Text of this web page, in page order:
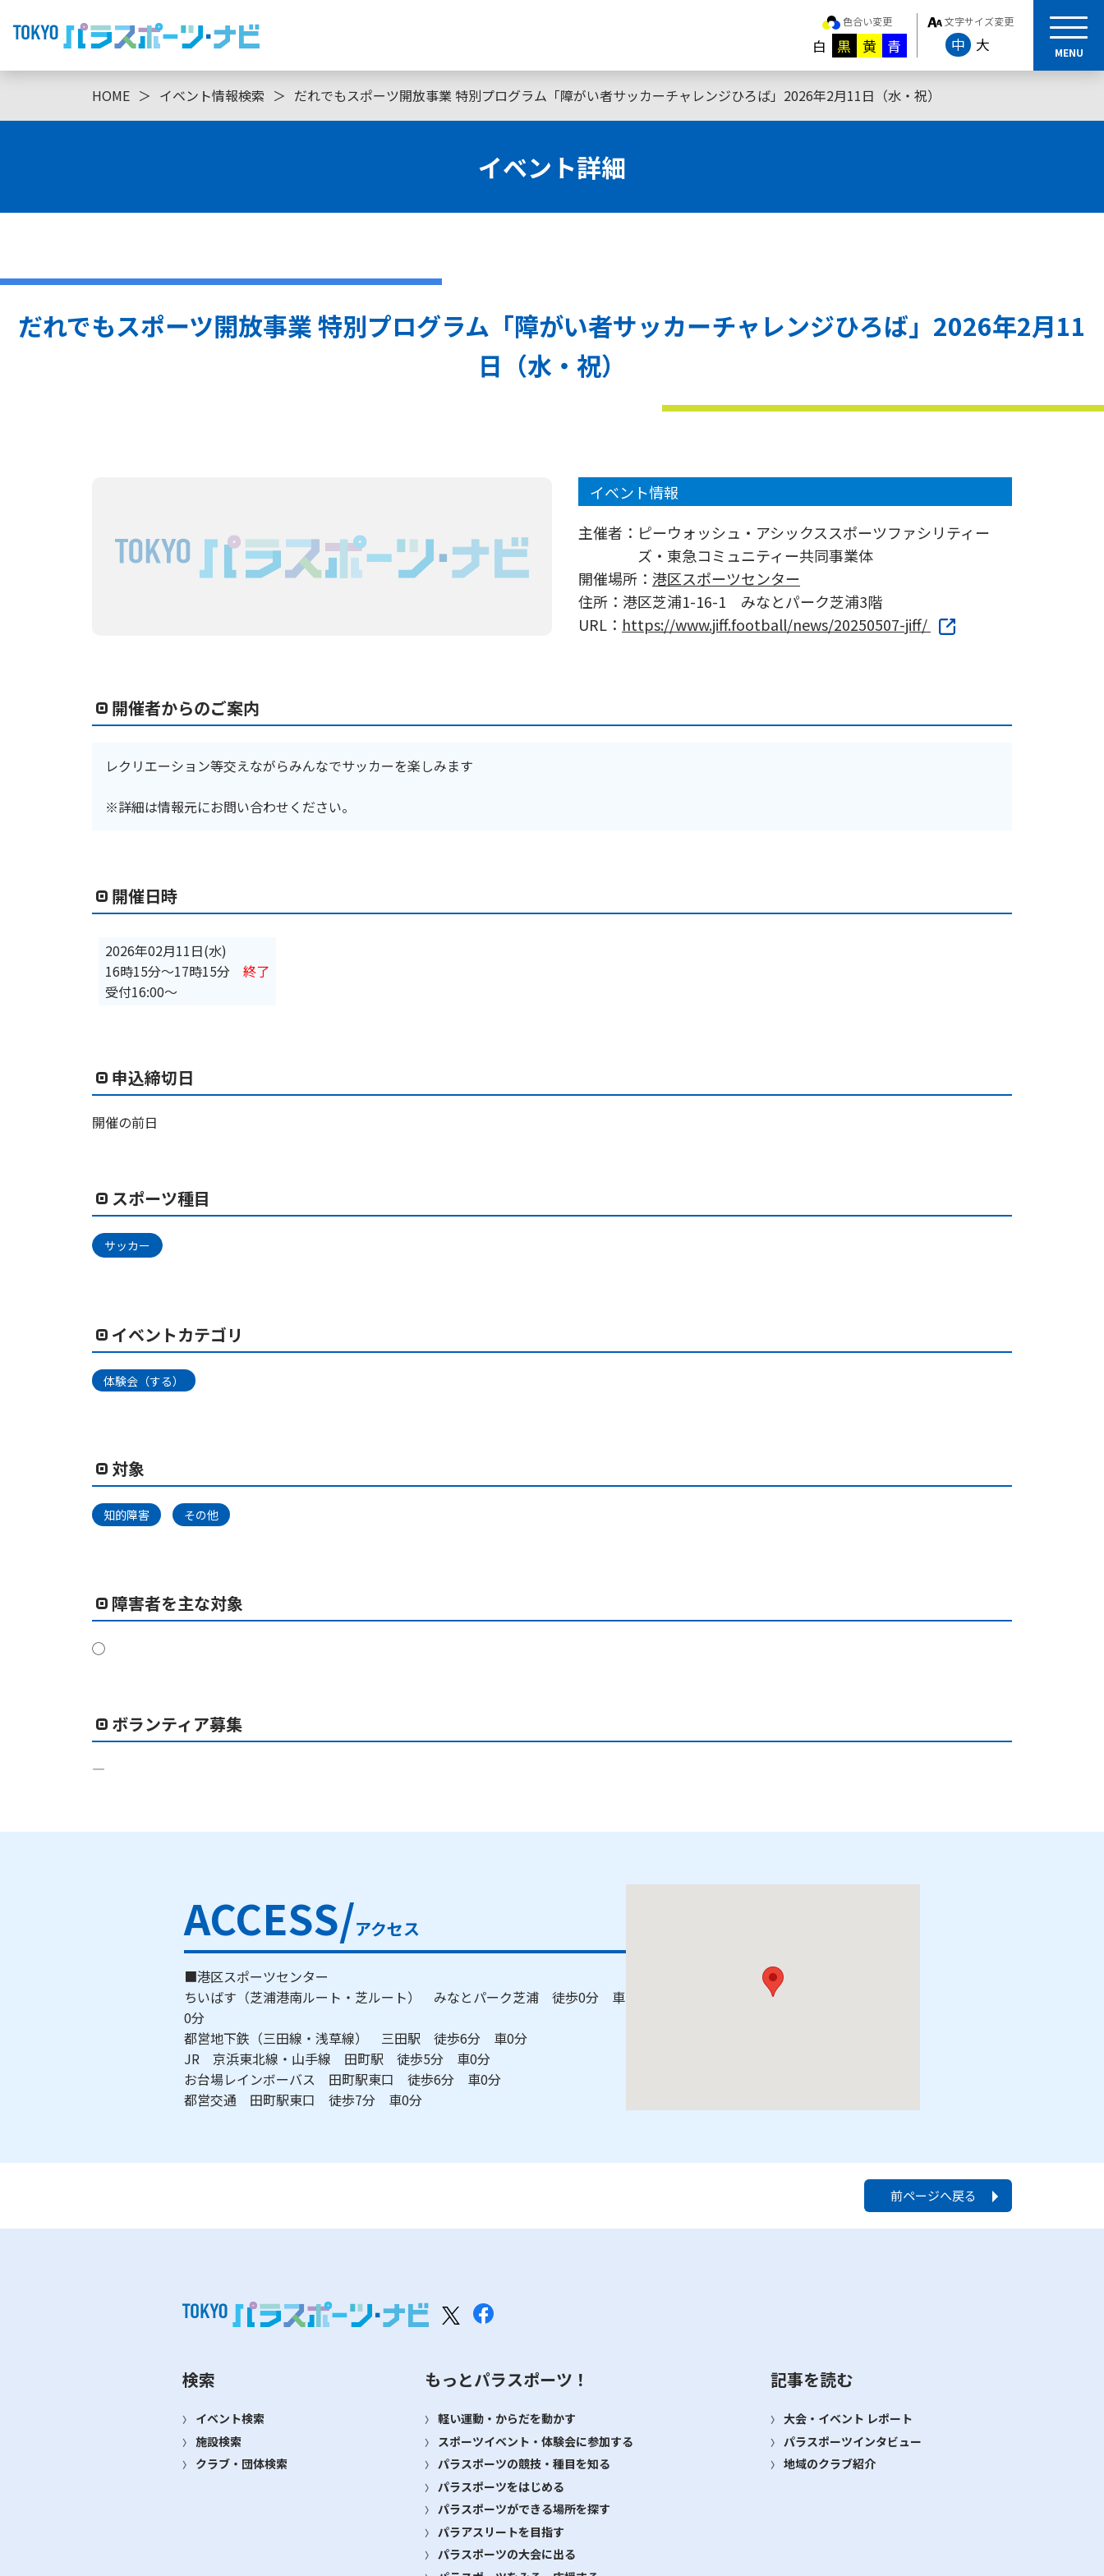
色合い変更
白 黒 黄 青
文字サイズ変更
中 大 MENU
HOME ＞ イベント情報検索 ＞ だれでもスポーツ開放事業 特別プログラム「障がい者サッカーチャレンジひろば」2026年2月11日（水・祝）
イベント詳細
だれでもスポーツ開放事業 特別プログラム「障がい者サッカーチャレンジひろば」2026年2月11
日（水・祝）
イベント情報
主催者： ピーウォッシュ・アシックススポーツファシリティー
ズ・東急コミュニティー共同事業体
開催場所： 港区スポーツセンター
住所： 港区芝浦1-16-1 みなとパーク芝浦3階
URL： https://www.jiff.football/news/20250507-jiff/
開催者からのご案内
レクリエーション等交えながらみんなでサッカーを楽しみます
※詳細は情報元にお問い合わせください。
開催日時
2026年02月11日(水)
16時15分〜17時15分
受付16:00〜
終了
申込締切日
開催の前日
スポーツ種目
サッカー
イベントカテゴリ
体験会（する）
対象
知的障害 その他
障害者を主な対象
◯
ボランティア募集
―
ACCESS/アクセス
■港区スポーツセンター
ちいばす（芝浦港南ルート・芝ルート） みなとパーク芝浦 徒歩0分 車
0分
都営地下鉄（三田線・浅草線） 三田駅 徒歩6分 車0分
JR 京浜東北線・山手線 田町駅 徒歩5分 車0分
お台場レインボーバス 田町駅東口 徒歩6分 車0分
都営交通 田町駅東口 徒歩7分 車0分
前ページへ戻る
検索
イベント検索
施設検索
クラブ・団体検索
もっとパラスポーツ！
軽い運動・からだを動かす
スポーツイベント・体験会に参加する
パラスポーツの競技・種目を知る
パラスポーツをはじめる
パラスポーツができる場所を探す
パラアスリートを目指す
パラスポーツの大会に出る
記事を読む
大会・イベント レポート
パラスポーツインタビュー
地域のクラブ紹介